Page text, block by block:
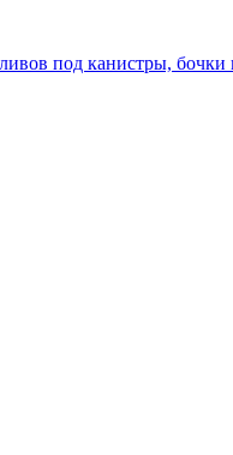
под канистры, бочки